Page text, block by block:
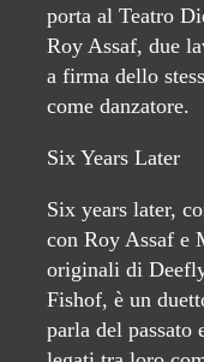
porta al Teatro
Roy Assaf, due
a firma dello
come danzatore.
Six Years Later
Six years later,
con Roy Assaf e
originali di
Fishof, è un
parla del passato